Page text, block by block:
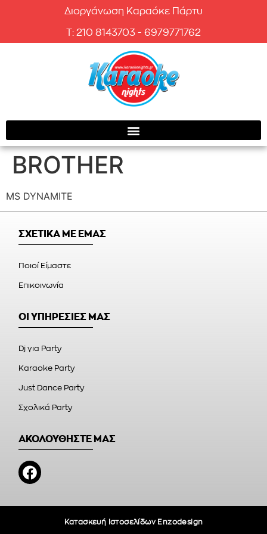
Διοργάνωση Καραόκε Πάρτυ
T: 210 8143703 - 6979771762
BROTHER
MS DYNAMITE
ΣΧΕΤΙΚΑ ΜΕ ΕΜΑΣ
Ποιοί Είμαστε
Επικοινωνία
ΟΙ ΥΠΗΡΕΣΙΕΣ ΜΑΣ
Dj για Party
Karaoke Party
Just Dance Party
Σχολικά Party
ΑΚΟΛΟΥΘΗΣΤΕ ΜΑΣ
Κατασκευή Ιστοσελίδων Enzodesign